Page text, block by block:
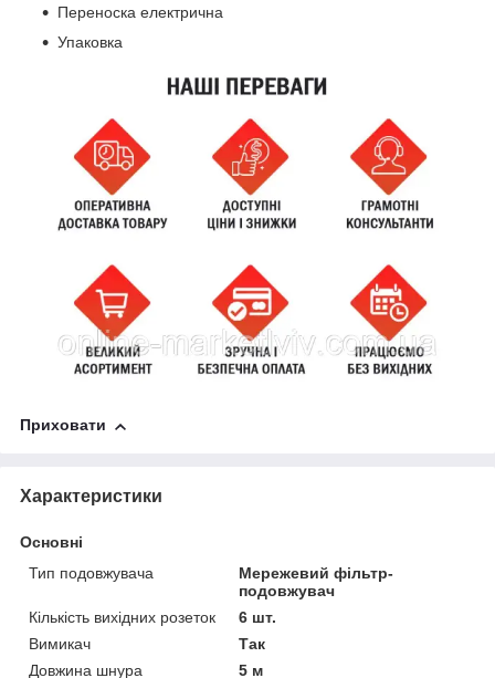
Переноска електрична
Упаковка
Приховати
Характеристики
Основні
Тип подовжувача
Мережевий фільтр-
подовжувач
Кількість вихідних розеток
6 шт.
Вимикач
Так
Довжина шнура
5 м